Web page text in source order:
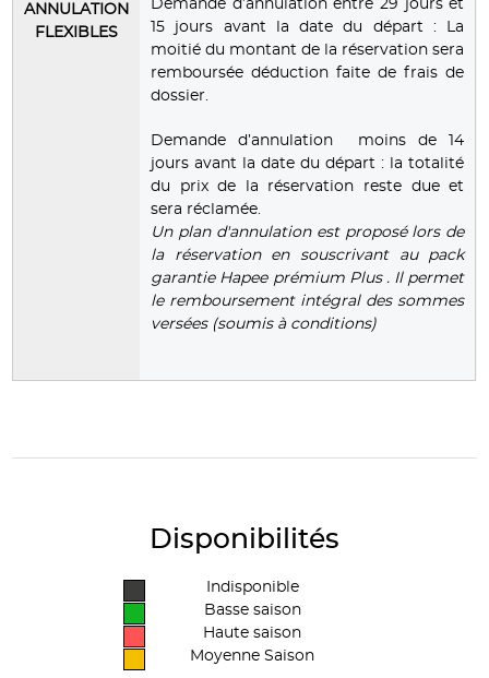
ANNULATION
FLEXIBLES
Demande d’annulation entre 29 jours et
15 jours avant la date du départ : La
moitié du montant de la réservation sera
remboursée déduction faite de frais de
dossier.
Demande d’annulation moins de 14
jours avant la date du départ : la totalité
du prix de la réservation reste due et
sera réclamée.
Un plan d'annulation est proposé lors de
la réservation en souscrivant au pack
garantie Hapee prémium Plus . Il permet
le remboursement intégral des sommes
versées (soumis à conditions)
Disponibilités
Indisponible
Basse saison
Haute saison
Moyenne Saison